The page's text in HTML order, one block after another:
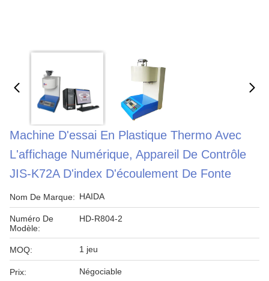
Machine D'essai En Plastique Thermo Avec
L'affichage Numérique, Appareil De Contrôle
JIS-K72A D'index D'écoulement De Fonte
Nom De Marque: HAIDA
Numéro De
Modèle:
HD-R804-2
MOQ: 1 jeu
Prix: Négociable